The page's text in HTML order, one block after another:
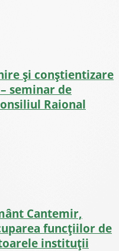
și conștientizare
seminar de
Raional
Cantemir,
funcţiilor de
instituții